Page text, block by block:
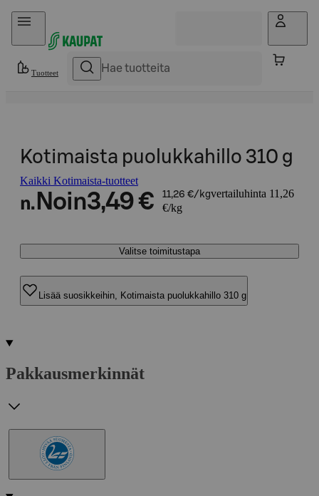
Hyppää sisältöön
Tuotteet
Kotimaista puolukkahillo 310 g
Kaikki Kotimaista-tuotteet
n. Noin3,49 € 11,26 €/kgvertailuhinta 11,26
€/kg
Valitse toimitustapa
Lisää suosikkeihin, Kotimaista puolukkahillo 310 g
Pakkausmerkinnät